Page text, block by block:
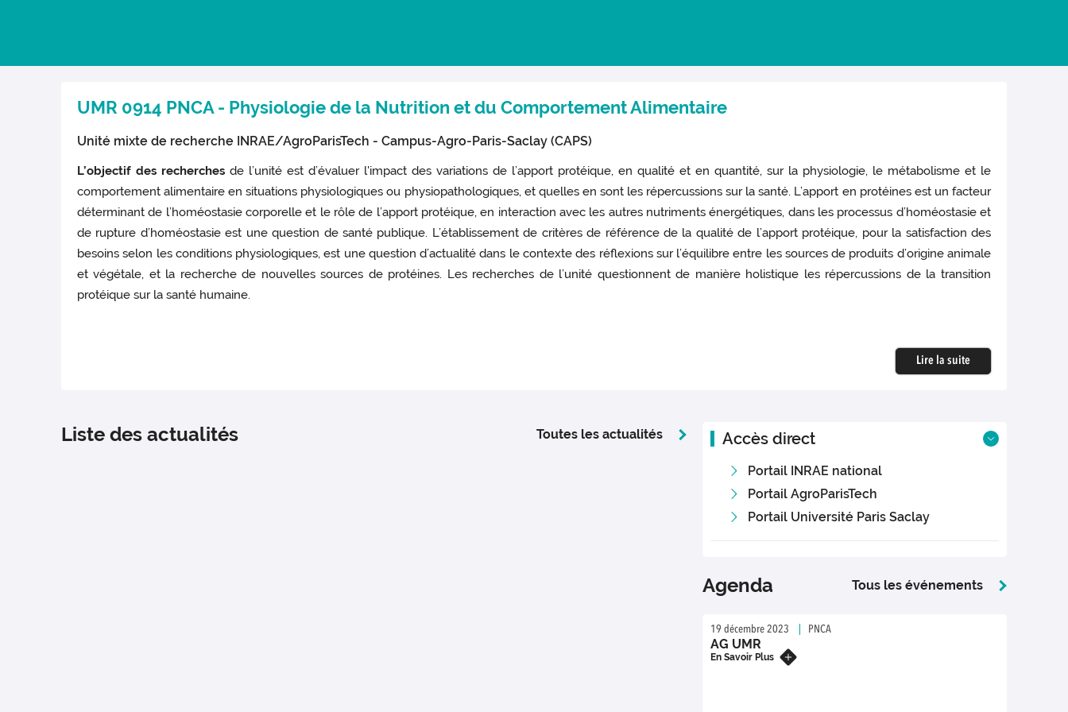
UMR 0914 PNCA - Physiologie de la Nutrition et du Comportement Alimentaire
Unité mixte de recherche INRAE/AgroParisTech - Campus-Agro-Paris-Saclay (CAPS)
L’objectif des recherches de l’unité est d’évaluer l'impact des variations de l’apport protéique, en qualité et en quantité, sur la physiologie, le métabolisme et le
comportement alimentaire en situations physiologiques ou physiopathologiques, et quelles en sont les répercussions sur la santé. L’apport en protéines est un facteur
déterminant de l’homéostasie corporelle et le rôle de l’apport protéique, en interaction avec les autres nutriments énergétiques, dans les processus d’homéostasie et
de rupture d’homéostasie est une question de santé publique. L’établissement de critères de référence de la qualité de l’apport protéique, pour la satisfaction des
besoins selon les conditions physiologiques, est une question d’actualité dans le contexte des réflexions sur l’équilibre entre les sources de produits d’origine animale
et végétale, et la recherche de nouvelles sources de protéines. Les recherches de l’unité questionnent de manière holistique les répercussions de la transition
protéique sur la santé humaine.
Lire la suite
Liste des actualités Toutes les actualités Accès direct
Portail INRAE national
Portail AgroParisTech
Portail Université Paris Saclay
Agenda Tous les événements
19 décembre 2023 PNCA
AG UMR
En Savoir Plus